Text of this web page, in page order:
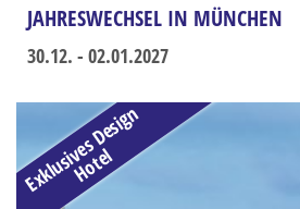
JAHRESWECHSEL IN MÜNCHEN
30.12. - 02.01.2027
E
x
k
l
u
s
i
v
e
s
D
e
s
i
g
n
H
o
t
e
l